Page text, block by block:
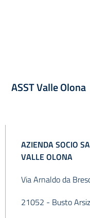
Hospice e Cure
Staff della
Staff della
Staff della
ASST Valle Olona
AZIENDA SOCIO
VALLE OLONA
Via Arnaldo da
21052 - Busto